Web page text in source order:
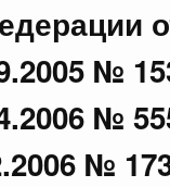
№
№
№
четверг
о